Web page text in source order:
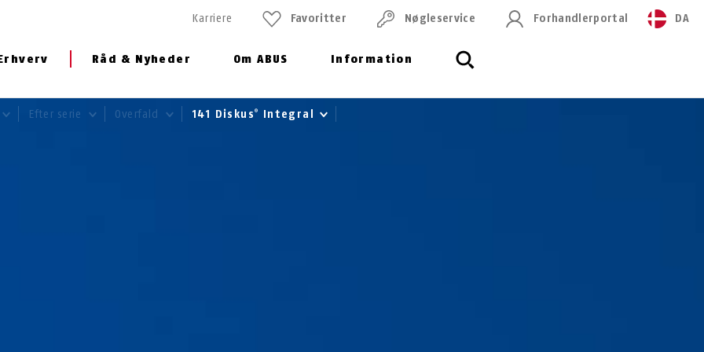
Råd & Nyheder Om ABUS Information
Karriere Favoritter Nøgleservice Forhandlerportal DA
Efter serie Overfald 141 Diskus® Integral